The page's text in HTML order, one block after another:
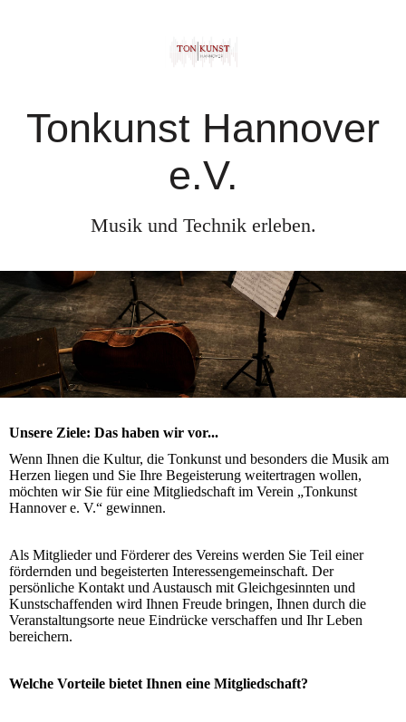
Tonkunst Hannover
e.V.
Musik und Technik erleben.
Unsere Ziele: Das haben wir vor...
Wenn Ihnen die Kultur, die Tonkunst und besonders die Musik am
Herzen liegen und Sie Ihre Begeisterung weitertragen wollen,
möchten wir Sie für eine Mitgliedschaft im Verein „Tonkunst
Hannover e. V.“ gewinnen.
Als Mitglieder und Förderer des Vereins werden Sie Teil einer
fördernden und begeisterten Interessengemeinschaft. Der
persönliche Kontakt und Austausch mit Gleichgesinnten und
Kunstschaffenden wird Ihnen Freude bringen, Ihnen durch die
Veranstaltungsorte neue Eindrücke verschaffen und Ihr Leben
bereichern.
Welche Vorteile bietet Ihnen eine Mitgliedschaft?